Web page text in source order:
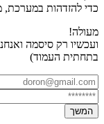
כדי להזדהות במערכת,
מעולה!
בתחתית העמוד)
המשך